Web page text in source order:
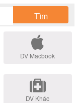
thì bạn nên xem
tốt đó là do đối thủ
thiệu với bạn
cung cấp dịch vụ
5 tại
Tìm
DV Macbook
DV Khác